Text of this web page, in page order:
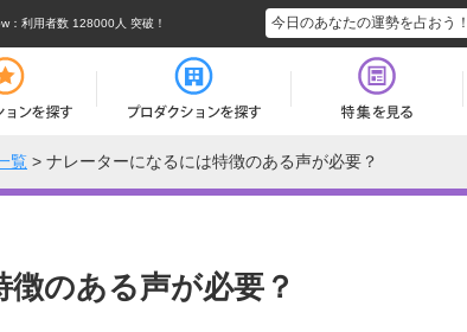
：利用者数 128000人 突破！ 今日のあなたの運勢を占おう！
覧 > ナレーターになるには特徴のある声が必要？
のある声が必要？